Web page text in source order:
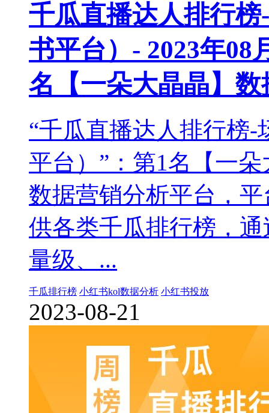
千瓜直播达人排行
书平台）- 2023年08
名【一朵大晶晶】数
“千瓜直播达人排行榜
平台）”：第1名【一
数据营销分析平台，
供各类千瓜排行榜，
量级、...
千瓜排行榜 小红书kol数据分析 小红书投放
2023-08-21